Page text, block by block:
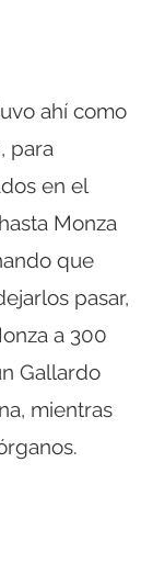
ahí como
para
en el
Monza
que
pasar,
a 300
Gallardo
mientras